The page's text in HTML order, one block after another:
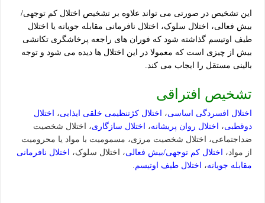
این تشخیص در صورتی می تواند علاوه بر تشخیص اختلال کم توجهی/
بیش فعالی، اختلال سلوک، اختلال نافرمانی مقابله جویانه یا اختلال
طیف اوتیسم گذاشته شود که فوران های راجعه پرخاشگری تکانشی
بیش از چیزی است که معمولا در این اختلال ها دیده می شود و توجه
بالینی مستقل را ایجاب می کند.
تشخیص افتراقی
اختلال افسردگی اساسی، اختلال کژتنظیمی خلقی ایذایی،
اختلال
دوقطبی، اختلال روان پریشانه، اختلال سازگاری، اختلال شخصیت
ضداجتماعی، اختلال شخصیت مرزی، مسمومیت با مواد یا محرومیت
از مواد،
اختلال کم توجهی/بیش فعالی، اختلال سلوک،
اختلال نافرمانی
مقابله جویانه، اختلال طیف اوتیسم.